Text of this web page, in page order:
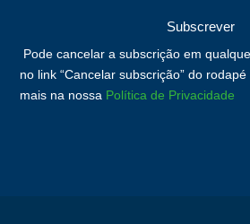
Subscrever
Pode cancelar a subscrição em
no link “Cancelar subscrição” do
mais na nossa Política de Privacidade